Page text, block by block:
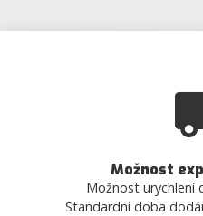
Možnost
Možnost urychlení
Standardní doba